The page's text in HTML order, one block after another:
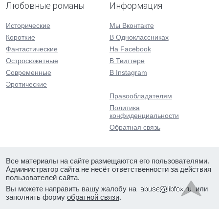
Любовные романы
Исторические
Короткие
Фантастические
Остросюжетные
Современные
Эротические
Информация
Мы Вконтакте
В Одноклассниках
На Facebook
В Твиттере
В Instagram
Правообладателям
Политика
конфиденциальности
Обратная связь
Все материалы на сайте размещаются его пользователями.
Администратор сайта не несёт ответственности за действия
пользователей сайта.
Вы можете направить вашу жалобу на
или
заполнить форму обратной связи.